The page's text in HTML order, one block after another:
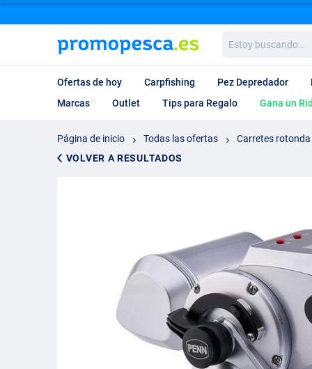
buscando…
Ofertas de hoy Carpfishing Pez Depredador
Marcas
Outlet Tips para Regalo Gana un
Página de inicio Todas las ofertas Carretes rotonda
VOLVER A RESULTADOS